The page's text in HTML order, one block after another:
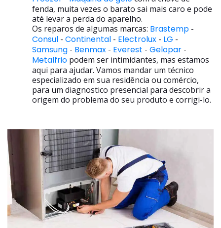
fenda, muita vezes o barato sai mais caro e pode
até levar a perda do aparelho.
Os reparos de algumas marcas: Brastemp -
Consul - Continental - Electrolux - LG -
Samsung - Benmax - Everest - Gelopar -
Metalfrio podem ser intimidantes, mas estamos
aqui para ajudar. Vamos mandar um técnico
especializado em sua residência ou comércio,
para um diagnostico presencial para descobrir a
origem do problema do seu produto e corrigi-lo.